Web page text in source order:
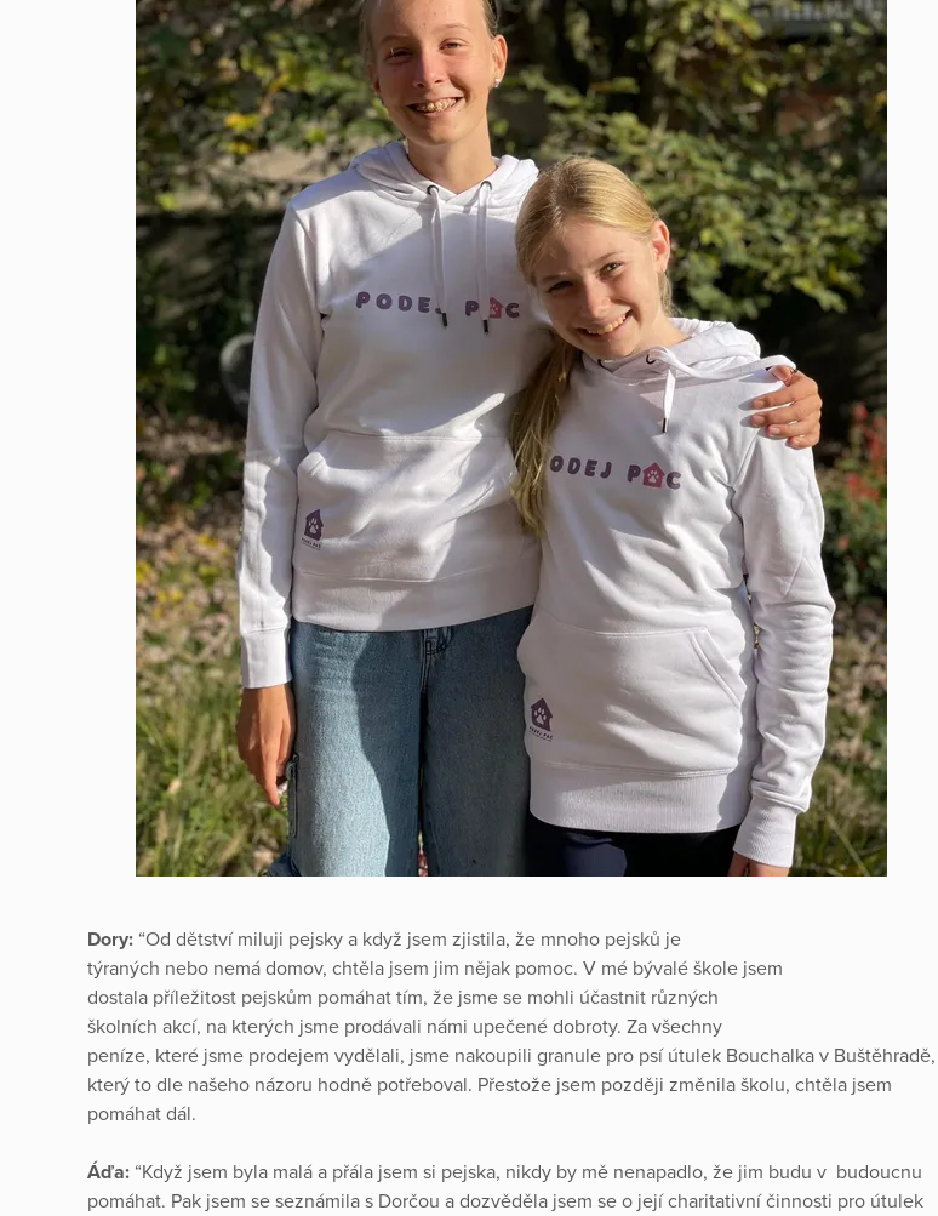
Dory: “Od dětství miluji pejsky a když jsem zjistila, že mnoho pejsků je
týraných nebo nemá domov, chtěla jsem jim nějak pomoc. V mé bývalé škole jsem
dostala příležitost pejskům pomáhat tím, že jsme se mohli účastnit různých
školních akcí, na kterých jsme prodávali námi upečené dobroty. Za všechny
peníze, které jsme prodejem vydělali, jsme nakoupili granule pro psí útulek Bouchalka v Buštěhradě,
který to dle našeho názoru hodně potřeboval. Přestože jsem později změnila školu, chtěla jsem
pomáhat dál.
Áďa: “Když jsem byla malá a přála jsem si pejska, nikdy by mě nenapadlo, že jim budu v budoucnu
pomáhat. Pak jsem se seznámila s Dorčou a dozvěděla jsem se o její charitativní činnosti pro útulek